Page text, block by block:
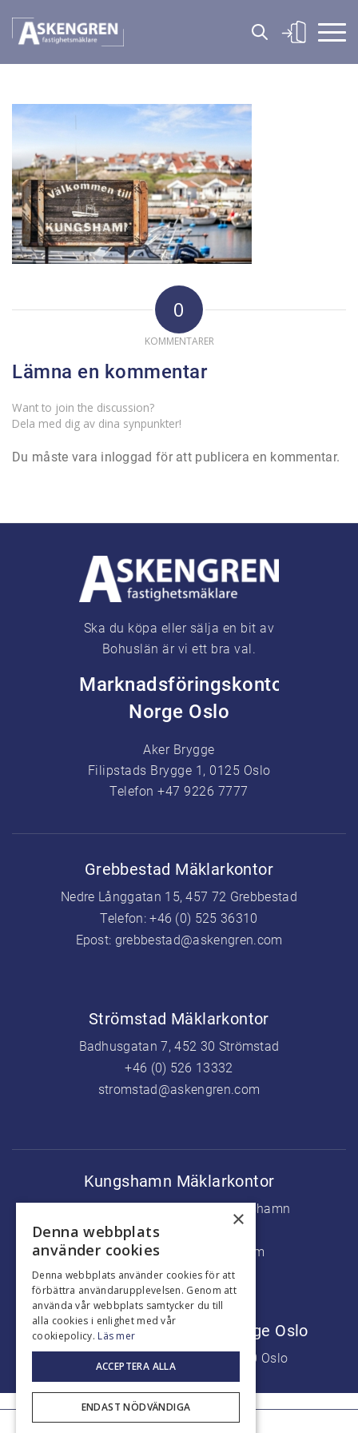
0
KOMMENTARER
Lämna en kommentar
Want to join the discussion?
Dela med dig av dina synpunkter!
Du måste vara inloggad för att publicera en kommentar.
Ska du köpa eller sälja en bit av
Bohuslän är vi ett bra val.
Marknadsföringskontor
Norge Oslo
Aker Brygge
Filipstads Brygge 1, 0125 Oslo
Telefon +47 9226 7777
Grebbestad Mäklarkontor
Nedre Långgatan 15, 457 72 Grebbestad
Telefon:+46 (0) 525 36310
Epost: grebbestad@askengren.com
Strömstad Mäklarkontor
Badhusgatan 7, 452 30 Strömstad
+46 (0) 526 13332
stromstad@askengren.com
Kungshamn Mäklarkontor
Köpmanstorget 5, 456 31 Kungshamn
+46 (0) 523 37500
kungshamn@askengren.com
Marknadsföringskontor Norge Oslo
Aker Brygge, Fjordalleen 7, 0250 Oslo
+47 9226 7777
×
Denna webbplats
använder cookies
Denna webbplats använder cookies för att
förbättra användarupplevelsen. Genom att
använda vår webbplats samtycker du till
alla cookies i enlighet med vår
cookiepolicy. Läs mer
ACCEPTERA ALLA
ENDAST NÖDVÄNDIGA